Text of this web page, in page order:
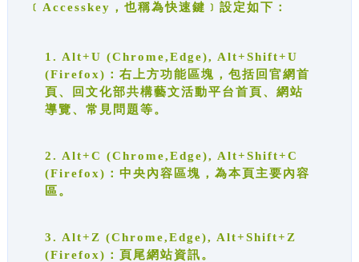
﹝Accesskey，也稱為快速鍵﹞設定如下：
1. Alt+U (Chrome,Edge), Alt+Shift+U
(Firefox)：右上方功能區塊，包括回官網首
頁、回文化部共構藝文活動平台首頁、網站
導覽、常見問題等。
2. Alt+C (Chrome,Edge), Alt+Shift+C
(Firefox)：中央內容區塊，為本頁主要內容
區。
3. Alt+Z (Chrome,Edge), Alt+Shift+Z
(Firefox)：頁尾網站資訊。